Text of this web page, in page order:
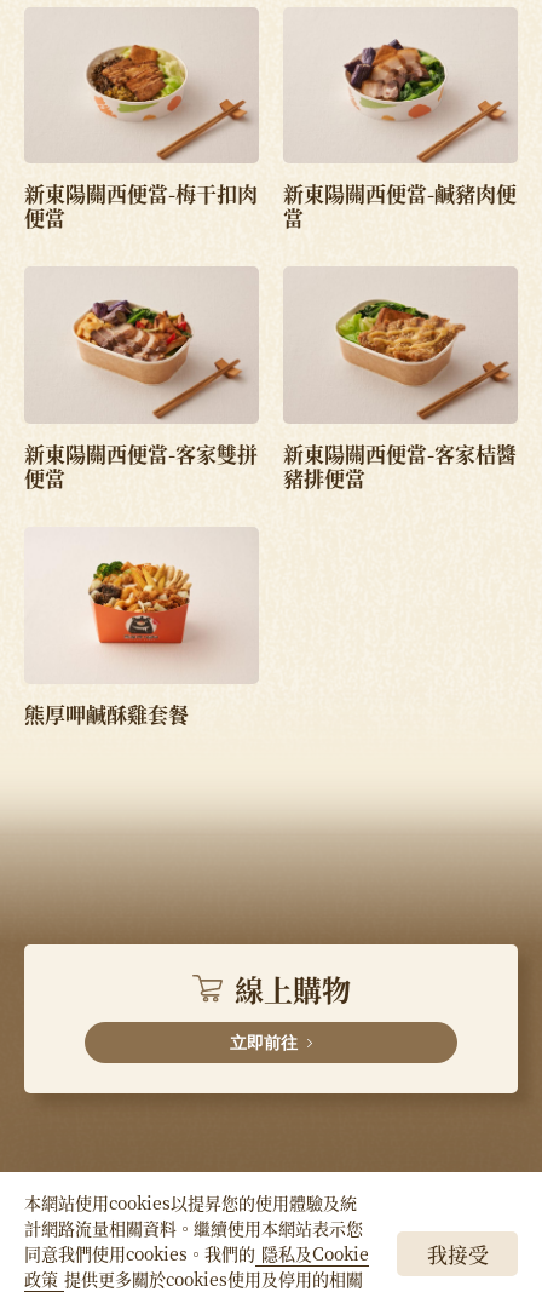
新東陽關西便當-梅干扣肉
便當
新東陽關西便當-鹹豬肉便
當
新東陽關西便當-客家雙拼
便當
新東陽關西便當-客家桔醬
豬排便當
熊厚呷鹹酥雞套餐
線上購物
立即前往
Copyright © HSIN TUNG YANG Co., LTD. All
Right Reserved.
本網站使用cookies以提昇您的使用體驗及統
計網路流量相關資料。繼續使用本網站表示您
同意我們使用cookies。我們的 隱私及Cookie
政策 提供更多關於cookies使用及停用的相關
我接受